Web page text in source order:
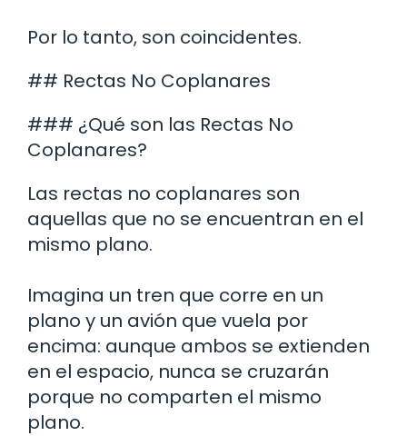
Por lo tanto, son coincidentes.
## Rectas No Coplanares
### ¿Qué son las Rectas No
Coplanares?
Las rectas no coplanares son
aquellas que no se encuentran en el
mismo plano.
Imagina un tren que corre en un
plano y un avión que vuela por
encima: aunque ambos se extienden
en el espacio, nunca se cruzarán
porque no comparten el mismo
plano.